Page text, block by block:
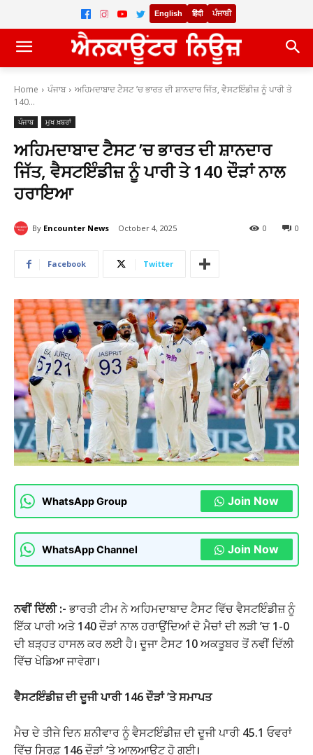
English हिंदी ਪੰਜਾਬੀ
Home ਪੰਜਾਬ
ਅਹਿਮਦਾਬਾਦ ਟੈਸਟ ’ਚ ਭਾਰਤ ਦੀ ਸ਼ਾਨਦਾਰ ਜਿੱਤ, ਵੈਸਟਇੰਡੀਜ਼ ਨੂੰ ਪਾਰੀ ਤੇ
140...
ਪੰਜਾਬ ਮੁਖ ਖ਼ਬਰਾਂ
ਅਹਿਮਦਾਬਾਦ ਟੈਸਟ ’ਚ ਭਾਰਤ ਦੀ ਸ਼ਾਨਦਾਰ
ਜਿੱਤ, ਵੈਸਟਇੰਡੀਜ਼ ਨੂੰ ਪਾਰੀ ਤੇ 140 ਦੌੜਾਂ ਨਾਲ
ਹਰਾਇਆ
By Encounter News October 4, 2025 0
0
Facebook Twitter
WhatsApp Group Join Now
WhatsApp Channel Join Now
ਨਵੀਂ ਦਿੱਲੀ :-ਭਾਰਤੀ ਟੀਮ ਨੇ ਅਹਿਮਦਾਬਾਦ ਟੈਸਟ ਵਿੱਚ ਵੈਸਟਇੰਡੀਜ਼ ਨੂੰ
ਇੱਕ ਪਾਰੀ ਅਤੇ 140 ਦੌੜਾਂ ਨਾਲ ਹਰਾਉਂਦਿਆਂ ਦੋ ਮੈਚਾਂ ਦੀ ਲੜੀ ’ਚ 1-0
ਦੀ ਬੜ੍ਹਤ ਹਾਸਲ ਕਰ ਲਈ ਹੈ। ਦੂਜਾ ਟੈਸਟ 10 ਅਕਤੂਬਰ ਤੋਂ ਨਵੀਂ ਦਿੱਲੀ
ਵਿੱਚ ਖੇਡਿਆ ਜਾਵੇਗਾ।
ਵੈਸਟਇੰਡੀਜ਼ ਦੀ ਦੂਜੀ ਪਾਰੀ 146 ਦੌੜਾਂ ’ਤੇ ਸਮਾਪਤ
ਮੈਚ ਦੇ ਤੀਜੇ ਦਿਨ ਸ਼ਨੀਵਾਰ ਨੂੰ ਵੈਸਟਇੰਡੀਜ਼ ਦੀ ਦੂਜੀ ਪਾਰੀ 45.1 ਓਵਰਾਂ
ਵਿੱਚ ਸਿਰਫ਼ 146 ਦੌੜਾਂ ’ਤੇ ਆਲਆਊਟ ਹੋ ਗਈ।